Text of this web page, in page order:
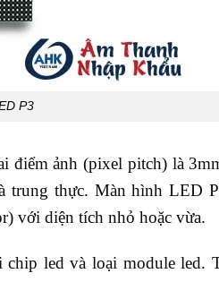
P3
điểm ảnh (pixel pitch) là
trung thực. Màn hình LED
với diện tích nhỏ hoặc vừa.
led và loại module led.